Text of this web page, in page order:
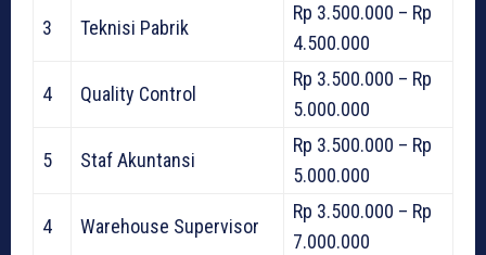
3 Teknisi Pabrik
Rp 3.500.000 – Rp
4.500.000
4 Quality Control
Rp 3.500.000 – Rp
5.000.000
5 Staf Akuntansi
Rp 3.500.000 – Rp
5.000.000
4 Warehouse Supervisor
Rp 3.500.000 – Rp
7.000.000